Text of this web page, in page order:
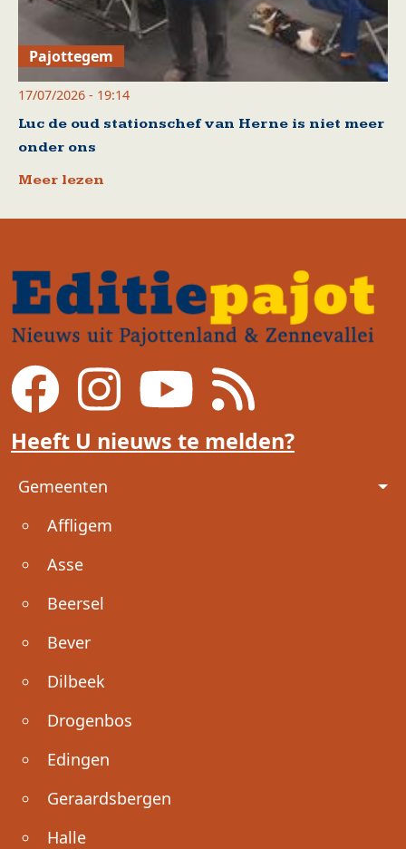
Pajottegem
17/07/2026 - 19:14
Luc de oud stationschef van Herne is niet meer
onder ons
Meer lezen
Heeft U nieuws te melden?
Voet
Gemeenten
Affligem
Asse
Beersel
Bever
Dilbeek
Drogenbos
Edingen
Geraardsbergen
Halle